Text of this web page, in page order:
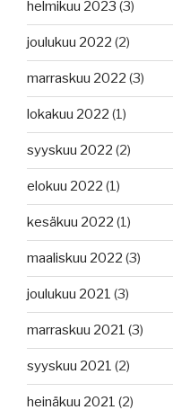
helmikuu 2023 (3)
joulukuu 2022 (2)
marraskuu 2022 (3)
lokakuu 2022 (1)
syyskuu 2022 (2)
elokuu 2022 (1)
kesäkuu 2022 (1)
maaliskuu 2022 (3)
joulukuu 2021 (3)
marraskuu 2021 (3)
syyskuu 2021 (2)
heinäkuu 2021 (2)